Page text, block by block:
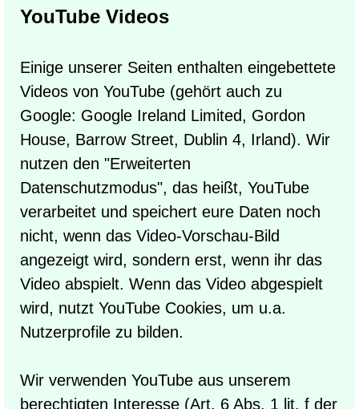
YouTube Videos
Einige unserer Seiten enthalten eingebettete
Videos von YouTube (gehört auch zu
Google: Google Ireland Limited, Gordon
House, Barrow Street, Dublin 4, Irland). Wir
nutzen den "Erweiterten
Datenschutzmodus", das heißt, YouTube
verarbeitet und speichert eure Daten noch
nicht, wenn das Video-Vorschau-Bild
angezeigt wird, sondern erst, wenn ihr das
Video abspielt. Wenn das Video abgespielt
wird, nutzt YouTube Cookies, um u.a.
Nutzerprofile zu bilden.
Wir verwenden YouTube aus unserem
berechtigten Interesse (Art. 6 Abs. 1 lit. f der